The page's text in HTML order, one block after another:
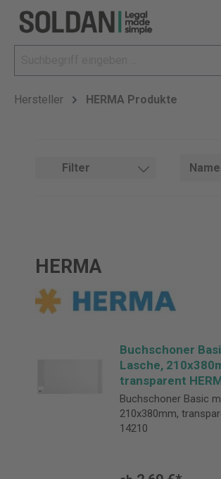
Hersteller HERMA Produkte
Filter
HERMA
Buchschoner
Lasche,
transparent
Buchschoner Basic
210x380mm,
14210